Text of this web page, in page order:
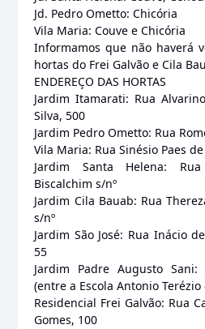
Jd. Pedro Ometto: Chicória
Vila Maria: Couve e Chicória
Informamos que não haverá
hortas do Frei Galvão e Cila
ENDEREÇO DAS HORTAS
Jardim Itamarati: Rua
Silva, 500
Jardim Pedro Ometto: Rua
Vila Maria: Rua Sinésio Paes
Jardim Santa Helena:
Biscalchim s/nº
Jardim Cila Bauab: Rua
s/nº
Jardim São José: Rua Inácio
55
Jardim Padre Augusto Sani:
(entre a Escola Antonio
Residencial Frei Galvão: Rua
Gomes, 100